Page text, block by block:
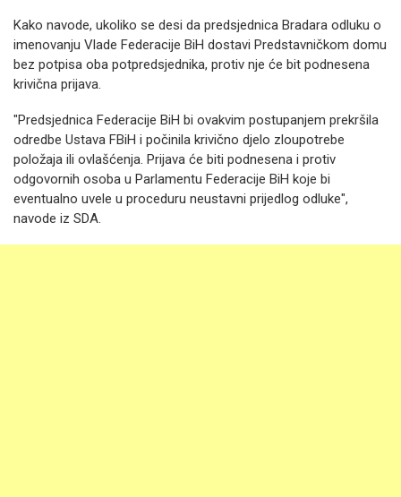
Kako navode, ukoliko se desi da predsjednica Bradara odluku o
imenovanju Vlade Federacije BiH dostavi Predstavničkom domu
bez potpisa oba potpredsjednika, protiv nje će bit podnesena
krivična prijava.
"Predsjednica Federacije BiH bi ovakvim postupanjem prekršila
odredbe Ustava FBiH i počinila krivično djelo zloupotrebe
položaja ili ovlašćenja. Prijava će biti podnesena i protiv
odgovornih osoba u Parlamentu Federacije BiH koje bi
eventualno uvele u proceduru neustavni prijedlog odluke",
navode iz SDA.